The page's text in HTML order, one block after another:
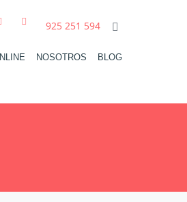
925 251 594
NOSOTROS BLOG